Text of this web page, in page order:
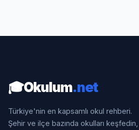
🎓Okulum.net
Türkiye'nin en kapsamlı okul rehberi.
Şehir ve ilçe bazında okulları keşfedin,